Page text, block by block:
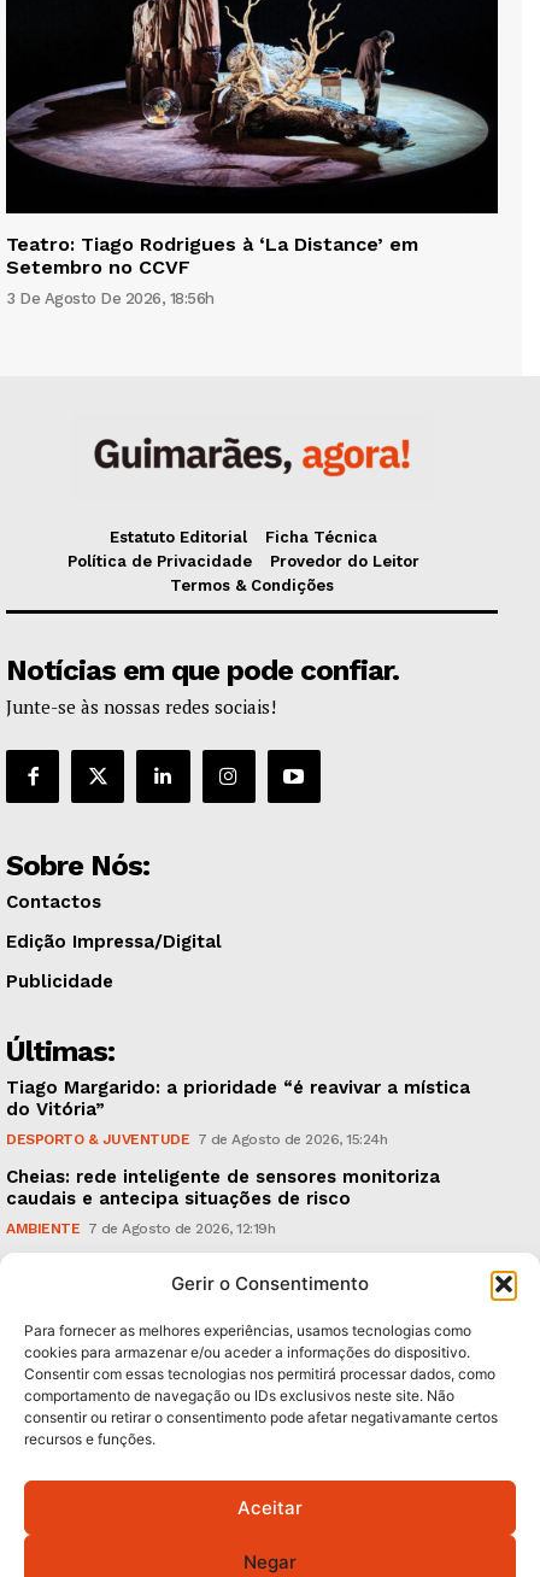
Gerir o Consentimento
Para fornecer as melhores experiências, usamos tecnologias como
cookies para armazenar e/ou aceder a informações do dispositivo.
Consentir com essas tecnologias nos permitirá processar dados, como
comportamento de navegação ou IDs exclusivos neste site. Não
consentir ou retirar o consentimento pode afetar negativamante certos
recursos e funções.
Aceitar
Negar
Teatro: Tiago Rodrigues à ‘La Distance’ em
Setembro no CCVF
3 De Agosto De 2026, 18:56h
Estatuto Editorial
Ficha Técnica
Política de Privacidade
Provedor do Leitor
Termos & Condições
Notícias em que pode confiar.
Junte-se às nossas redes sociais!
Sobre Nós:
Contactos
Edição Impressa/Digital
Publicidade
Últimas:
Tiago Margarido: a prioridade “é reavivar a mística
do Vitória”
DESPORTO & JUVENTUDE 7 de Agosto de 2026, 15:24h
Cheias: rede inteligente de sensores monitoriza
caudais e antecipa situações de risco
AMBIENTE 7 de Agosto de 2026, 12:19h
Subscreva Newsletter:
QUERO ADERIR